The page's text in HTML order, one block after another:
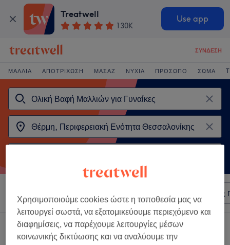
Treatwell
130K
Use app
ΣΎΝΔΕΣΗ
ΜΑΛΛΙΆ ΑΠΟΤΡΊΧΩΣΗ ΜΑΣΆΖ ΝΎΧΙΑ ΠΡΌΣΩΠΟ ΣΏΜΑ
Οποιαδήποτε τιμή Σαλόνια
2 καταστήματα που προσφέρουν:
ολική βαφή μαλλιών για γυναίκες κοντά Θέρμη, Περιφερειακή Ενότητα
Θεσσαλονίκης
Χρησιμοποιούμε cookies ώστε η τοποθεσία μας να
λειτουργεί σωστά, να εξατομικεύουμε περιεχόμενο και
διαφημίσεις, να παρέχουμε λειτουργίες μέσων
κοινωνικής δικτύωσης και να αναλύουμε την